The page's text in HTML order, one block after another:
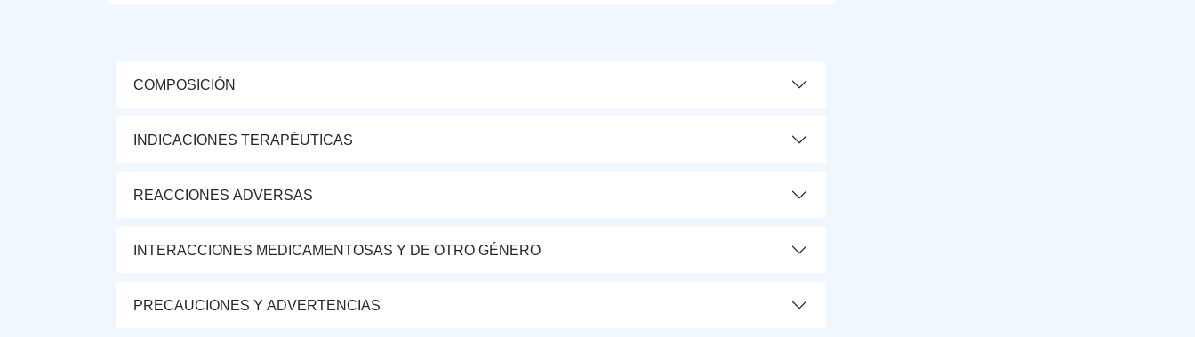
COMPOSICIÓN
INDICACIONES TERAPÉUTICAS
REACCIONES ADVERSAS
INTERACCIONES MEDICAMENTOSAS Y DE OTRO GÉNERO
PRECAUCIONES Y ADVERTENCIAS